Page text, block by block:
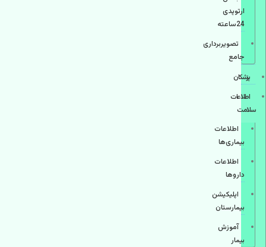
ارتوپدی
24ساعته
تصویربرداری
جامع
پزشكان
اطلاعات
سلامت
اطلاعات
بیماری‌ها
اطلاعات
دارو‌ها
اپليكيشن
بيمارستان
آموزش
بیمار